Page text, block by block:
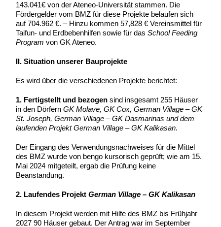
143.041€ von der Ateneo-Universität stammen. Die
Fördergelder vom BMZ für diese Projekte belaufen sich
auf 704.962 €. – Hinzu kommen 57,828 € Vereinsmittel für
Taifun- und Erdbebenhilfen sowie für dasSchool Feeding
Programvon GK Ateneo.
II. Situation unserer Bauprojekte
Es wird über die verschiedenen Projekte berichtet:
1. Fertigstellt und bezogen sind insgesamt 255 Häuser
in den DörfernGK Molave, GK Cox, German Village – GK
St. Joseph,German Village – GK Dasmarinas und dem
laufenden Projekt German Village – GK Kalikasan.
Der Eingang des Verwendungsnachweises für die Mittel
des BMZ wurde von bengo kursorisch geprüft; wie am 15.
Mai 2024 mitgeteilt, ergab die Prüfung keine
Beanstandung.
2. Laufendes ProjektGerman Village – GK Kalikasan
In diesem Projekt werden mit Hilfe des BMZ bis Frühjahr
2027 90 Häuser gebaut. Der Antrag war im September